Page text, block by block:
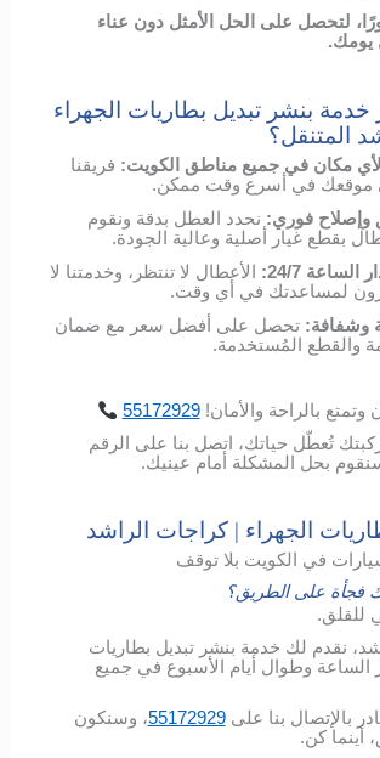
لتحصل على الحل الأمثل دون عناء
يومك.
خدمة بنشر تبديل بطاريات الجهراء
المتنقل؟
لأي مكان في جميع مناطق الكويت: فريقنا
موقعك في أسرع وقت ممكن.
وإصلاح فوري: نحدد العطل بدقة ونقوم
بقطع غيار أصلية وعالية الجودة.
الساعة 24/7: الأعطال لا تنتظر، وخدمتنا لا
لمساعدتك في أي وقت.
وشفافة: تحصل على أفضل سعر مع ضمان
والقطع المُستخدمة.
وتمتع بالراحة والأمان!
55172929
تُعطّل حياتك، اتصل بنا على الرقم
بحل المشكلة أمام عينيك.
الجهراء | كراجات الراشد
في الكويت بلا توقف
فجأة على الطريق؟
للقلق.
نقدم لك خدمة بنشر تبديل بطاريات
الساعة وطوال أيام الأسبوع في جميع
بالإتصال بنا على55172929، وسنكون
أينما كن.